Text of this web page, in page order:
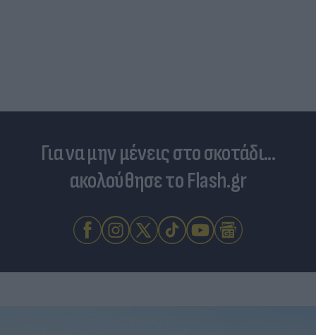
Για να μην μένεις στο σκοτάδι...
ακολούθησε το Flash.gr